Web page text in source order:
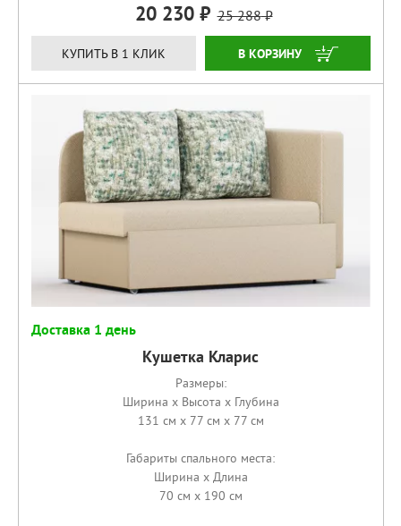
20 230 25 288
КУПИТЬ В 1 КЛИК КУПИТЬ
Доставка 1 день
Кушетка Кларис
Размеры:
Ширина x Высота x Глубина
131 см x 77 см x 77 см
Габариты спального места:
Ширина x Длина
70 см x 190 см